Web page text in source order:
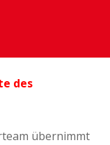
des
übernimmt